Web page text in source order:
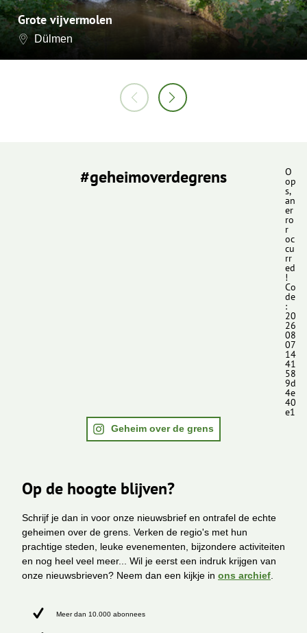
Grote vijvermolen
Dülmen
#geheimoverdegrens O
op
s,
an
er
ro
r
oc
cu
rr
ed
!
Co
de
:
20
26
08
07
14
41
58
9d
4e
40
e1
Geheim over de grens
Op de hoogte blijven?
Schrijf je dan in voor onze nieuwsbrief en ontrafel de echte
geheimen over de grens. Verken de regio's met hun
prachtige steden, leuke evenementen, bijzondere activiteiten
en nog heel veel meer... Wil je eerst een indruk krijgen van
onze nieuwsbrieven? Neem dan een kijkje in ons archief
Meer dan 10.000 abonnees